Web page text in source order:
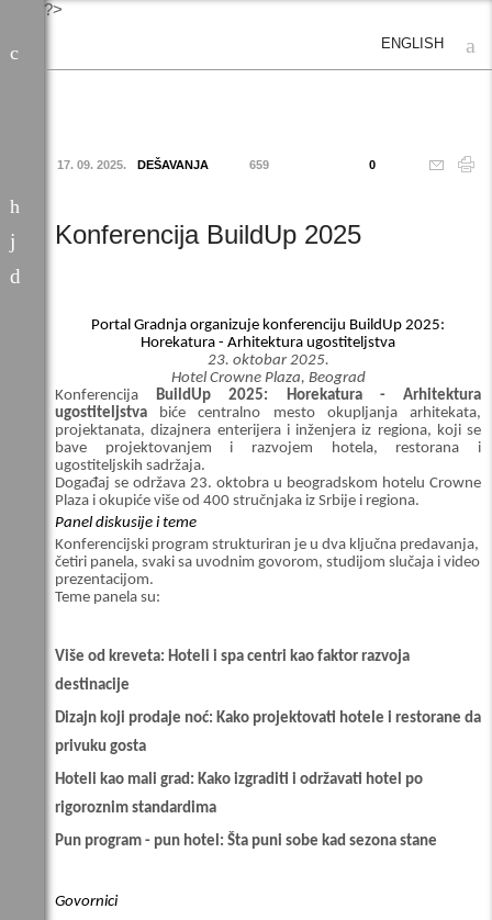
?>
ENGLISH
17. 09. 2025. DEŠAVANJA 659 0
Konferencija BuildUp 2025
Portal Gradnja organizuje konferenciju BuildUp 2025:
Horekatura - Arhitektura ugostiteljstva
23. oktobar 2025.
Hotel Crowne Plaza, Beograd
Konferencija
BuildUp 2025: Horekatura - Arhitektura
ugostiteljstva biće centralno mesto okupljanja arhitekata,
projektanata, dizajnera enterijera i inženjera iz regiona, koji se
bave projektovanjem i razvojem hotela, restorana i
ugostiteljskih sadržaja.
Događaj se održava 23. oktobra u beogradskom hotelu Crowne
Plaza i okupiće više od 400 stručnjaka iz Srbije i regiona.
Panel diskusije i teme
Konferencijski program strukturiran je u dva ključna predavanja,
četiri panela, svaki sa uvodnim govorom, studijom slučaja i video
prezentacijom.
Teme panela su:
Više od kreveta: Hoteli i spa centri kao faktor razvoja
destinacije
Dizajn koji prodaje noć: Kako projektovati hotele i restorane da
privuku gosta
Hoteli kao mali grad: Kako izgraditi i održavati hotel po
rigoroznim standardima
Pun program - pun hotel: Šta puni sobe kad sezona stane
Govornici